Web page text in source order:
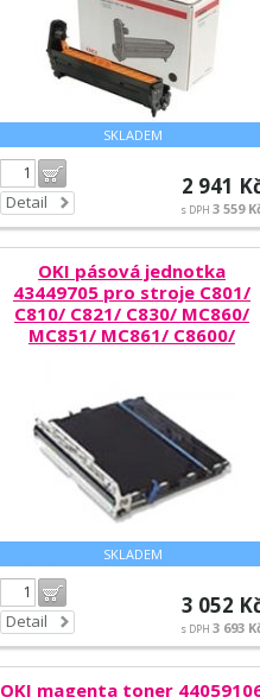
SKLADEM
Detail
2 941
s DPH 3 559
OKI pásová jednotka
43449705 pro stroje C801/
C810/ C821/ C830/ MC860/
MC851/ MC861/ C8600/
SKLADEM
Detail
3 052
s DPH 3 693
OKI magenta toner